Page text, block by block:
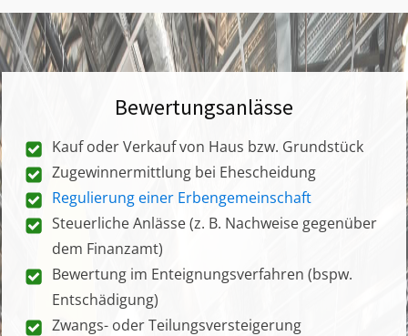
Bewertungsanlässe
Kauf oder Verkauf von Haus bzw. Grundstück
Zugewinnermittlung bei Ehescheidung
Regulierung einer Erbengemeinschaft
Steuerliche Anlässe (z. B. Nachweise gegenüber
dem Finanzamt)
Bewertung im Enteignungsverfahren (bspw.
Entschädigung)
Zwangs- oder Teilungsversteigerung